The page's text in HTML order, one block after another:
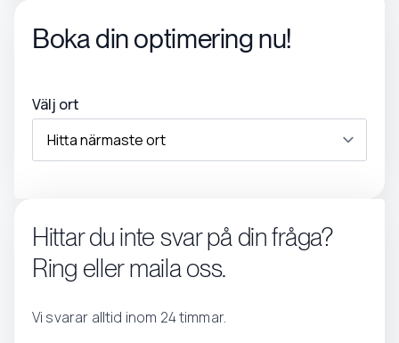
Boka din optimering nu!
Välj ort
Hittar du inte svar på din fråga?
Ring eller maila oss.
Vi svarar alltid inom 24 timmar.